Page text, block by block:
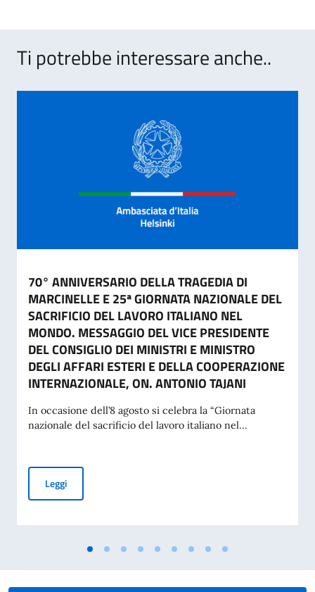
Ti potrebbe interessare anche..
70° ANNIVERSARIO DELLA TRAGEDIA DI
MARCINELLE E 25ª GIORNATA NAZIONALE DEL
SACRIFICIO DEL LAVORO ITALIANO NEL
MONDO. MESSAGGIO DEL VICE PRESIDENTE
DEL CONSIGLIO DEI MINISTRI E MINISTRO
DEGLI AFFARI ESTERI E DELLA COOPERAZIONE
INTERNAZIONALE, ON. ANTONIO TAJANI
In occasione dell’8 agosto si celebra la “Giornata
nazionale del sacrificio del lavoro italiano nel...
Leggi70° ANNIVERSARIO DELLA TRAGEDIA DI MARCINELLE E